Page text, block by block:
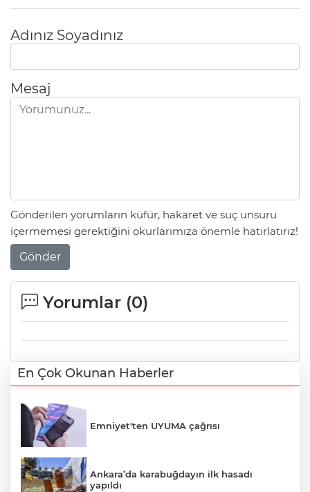
Adınız Soyadınız
Mesaj
Gönderilen yorumların küfür, hakaret ve suç unsuru
içermemesi gerektiğini okurlarımıza önemle hatırlatırız!
Gönder
Yorumlar (0)
En Çok Okunan Haberler
Emniyet'ten UYUMA çağrısı
Ankara’da karabuğdayın ilk hasadı
yapıldı